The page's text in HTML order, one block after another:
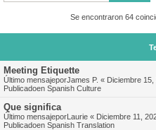
Se encontraron 64
Meeting Etiquette
Último mensajeporJames P. « Diciembre
Publicadoen Spanish Culture
Que significa
Último mensajeporLaurie « Diciembre 11,
Publicadoen Spanish Translation